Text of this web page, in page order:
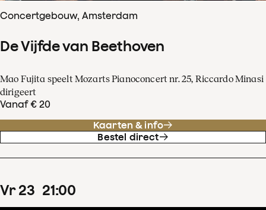
Concertgebouw, Amsterdam
De Vijfde van Beethoven
Mao Fujita speelt Mozarts Pianoconcert nr. 25, Riccardo Minasi
dirigeert
Vanaf € 20
Kaarten & info
Bestel direct
vr 23 21:00